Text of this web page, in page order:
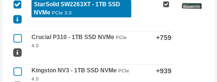
StarSolid SW2263XT - 1TB SSD
NVMe PCIe 3.0
Crucial P310 - 1TB SSD NVMe PCIe
4.0
+759
Kingston NV3 - 1TB SSD NVMe PCIe
4.0
+939